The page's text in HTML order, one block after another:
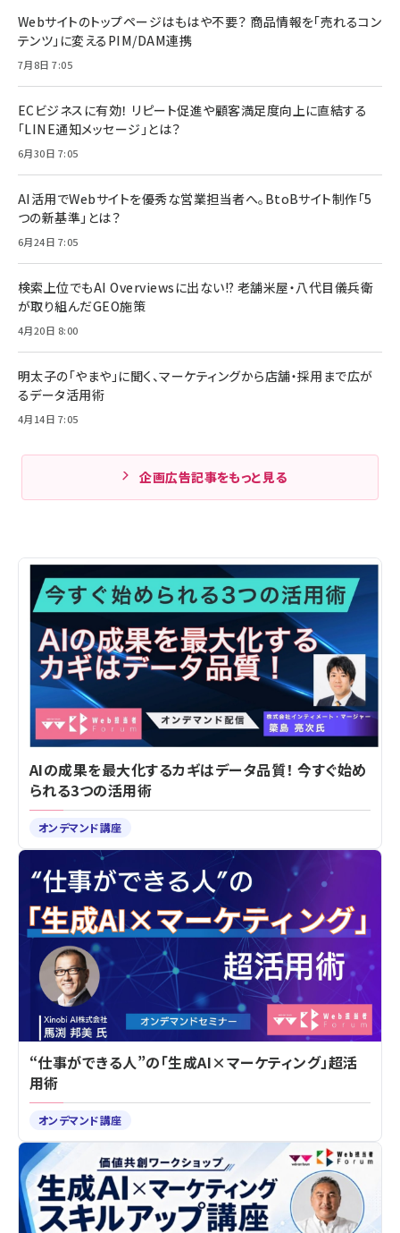
Webサイトのトップページはもはや不要？ 商品情報を「売れるコン
テンツ」に変えるPIM/DAM連携
7月8日 7:05
ECビジネスに有効！ リピート促進や顧客満足度向上に直結する
「LINE通知メッセージ」とは？
6月30日 7:05
AI活用でWebサイトを優秀な営業担当者へ。BtoBサイト制作「5
つの新基準」とは？
6月24日 7:05
検索上位でもAI Overviewsに出ない!? 老舗米屋・八代目儀兵衛
が取り組んだGEO施策
4月20日 8:00
明太子の「やまや」に聞く、マーケティングから店舗・採用まで広が
るデータ活用術
4月14日 7:05
企画広告記事をもっと見る
AIの成果を最大化するカギはデータ品質！ 今すぐ始め
られる3つの活用術
オンデマンド講座
“仕事ができる人”の「生成AI×マーケティング」超活
用術
オンデマンド講座